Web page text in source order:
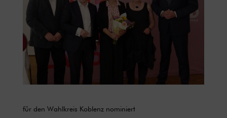
für den Wahlkreis Koblenz nominiert